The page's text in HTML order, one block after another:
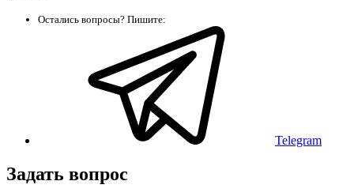
Остались вопросы? Пишите:
Telegram
Задать вопрос